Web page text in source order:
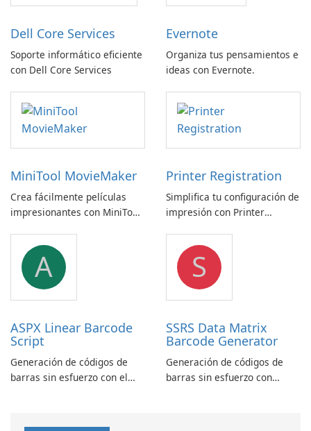
Dell Core Services
Soporte informático eficiente
con Dell Core Services
Evernote
Organiza tus pensamientos e
ideas con Evernote.
MiniTool MovieMaker
Crea fácilmente películas
impresionantes con MiniTool
Printer Registration
Simplifica tu configuración de
impresión con Printer
A
ASPX Linear Barcode
Script
Generación de códigos de
barras sin esfuerzo con el
S
SSRS Data Matrix
Barcode Generator
Generación de códigos de
barras sin esfuerzo con